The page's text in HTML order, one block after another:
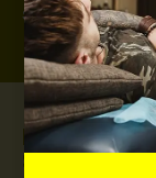
Max
Supply